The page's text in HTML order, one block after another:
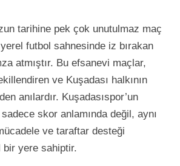
tarihine pek çok unutulmaz maç
yerel futbol sahnesinde iz bırakan
atmıştır. Bu efsanevi maçlar,
ve Kuşadası halkının
anılardır. Kuşadasıspor’un
skor anlamında değil, aynı
ve taraftar desteği
bir yere sahiptir.